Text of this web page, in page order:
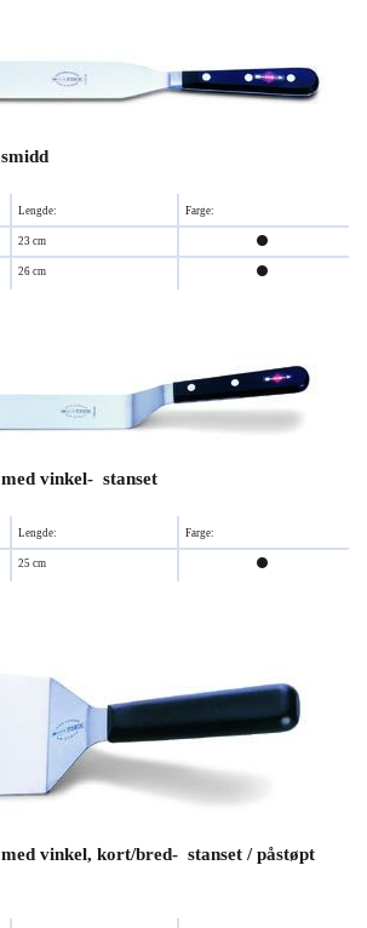
Lengde: Farge:
23 cm 
26 cm 
vinkel- stanset
Lengde: Farge:
25 cm 
med vinkel, kort/bred- stanset / påstøpt